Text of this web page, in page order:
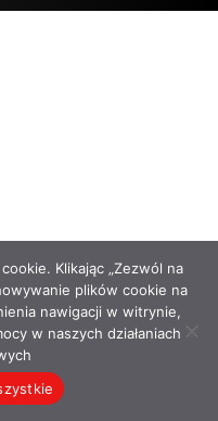
Klikając „Zezwól na
plików cookie na
nawigacji w witrynie,
w naszych działaniach